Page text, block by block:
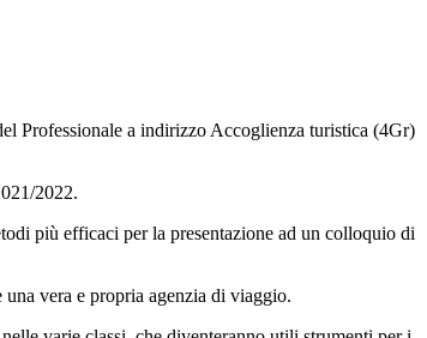
Professionale a indirizzo Accoglienza turistica (4Gr)
2022.
più efficaci per la presentazione ad un colloquio di
vera e propria agenzia di viaggio.